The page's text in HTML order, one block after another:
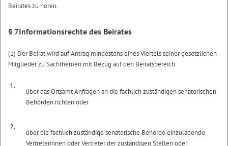
Beirates zu hören.
§ 7Informationsrechte des Beirates
(1) Der Beirat wird auf Antrag mindestens eines Viertels seiner gesetzlichen
Mitglieder zu Sachthemen mit Bezug auf den Beiratsbereich
1.
über das Ortsamt Anfragen an die fachlich zuständigen senatorischen
Behörden richten oder
2.
über die fachlich zuständige senatorische Behörde einzuladende
Vertreterinnen oder Vertreter der zuständigen Stellen oder